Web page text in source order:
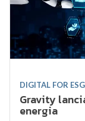
DIGITAL FOR ESG
Gravity
energia